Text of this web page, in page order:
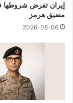
إيران تفرض شروطها
مضيق هرمز
2026-08-06